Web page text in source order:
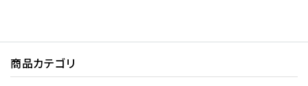
商品カテゴリ